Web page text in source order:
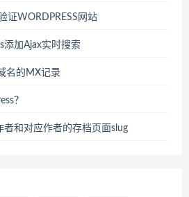
证WORDPRESS网站
添加Ajax实时搜索
名的MX记录
？
者和对应作者的存档页面slug